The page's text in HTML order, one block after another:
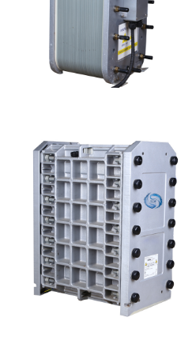
处理设备
PureTec （浦睿）EDI模
块维修